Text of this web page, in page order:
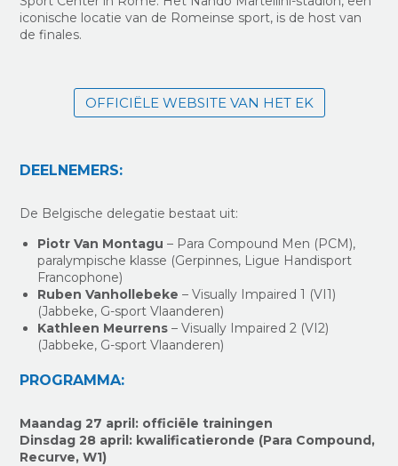
iconische locatie van de Romeinse sport, is de host van
de finales.
OFFICIËLE WEBSITE VAN HET EK
DEELNEMERS:
De Belgische delegatie bestaat uit:
Piotr Van Montagu – Para Compound Men (PCM),
paralympische klasse (Gerpinnes, Ligue Handisport
Francophone)
Ruben Vanhollebeke – Visually Impaired 1 (VI1)
(Jabbeke, G-sport Vlaanderen)
Kathleen Meurrens – Visually Impaired 2 (VI2)
(Jabbeke, G-sport Vlaanderen)
PROGRAMMA:
Maandag 27 april: officiële trainingen
Dinsdag 28 april: kwalificatieronde (Para Compound,
Recurve, W1)